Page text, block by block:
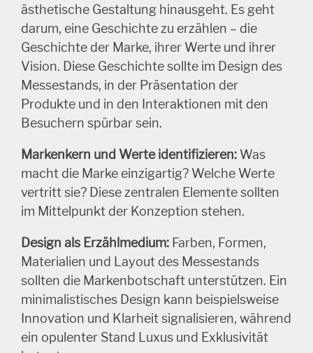
ästhetische Gestaltung hinausgeht. Es geht
darum, eine Geschichte zu erzählen – die
Geschichte der Marke, ihrer Werte und ihrer
Vision. Diese Geschichte sollte im Design des
Messestands, in der Präsentation der
Produkte und in den Interaktionen mit den
Besuchern spürbar sein.
Markenkern und Werte identifizieren: Was
macht die Marke einzigartig? Welche Werte
vertritt sie? Diese zentralen Elemente sollten
im Mittelpunkt der Konzeption stehen.
Design als Erzählmedium: Farben, Formen,
Materialien und Layout des Messestands
sollten die Markenbotschaft unterstützen. Ein
minimalistisches Design kann beispielsweise
Innovation und Klarheit signalisieren, während
ein opulenter Stand Luxus und Exklusivität